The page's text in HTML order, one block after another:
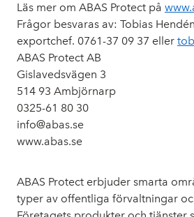
Läs mer om ABAS Protect på
Frågor besvaras av: Tobias
exportchef. 0761-37 09 37 eller
ABAS Protect AB
Gislavedsvägen 3
514 93 Ambjörnarp
0325-61 80 30
info@abas.se
www.abas.se
ABAS Protect erbjuder smarta
typer av offentliga förvaltningar